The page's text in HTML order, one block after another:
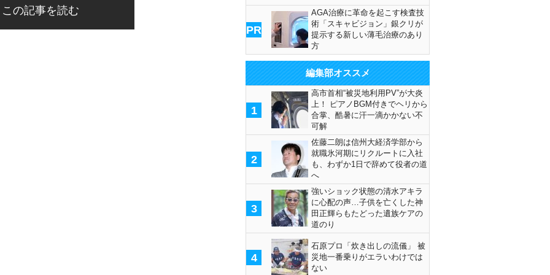
この記事を読む
PR
AGA治療に革命を起こす検査技
術「スキャビジョン」銀クリが
提示する新しい薄毛治療のあり
方
編集部オススメ
1
高市首相“被災地利用PV”が大炎
上！ ピアノBGM付きでヘリから
合掌、酷暑に汗一滴かかない不
可解
2
佐藤二朗は信州大経済学部から
就職氷河期にリクルートに入社
も、わずか1日で辞めて役者の道
へ
3
強いショック状態の清水アキラ
に心配の声…子供を亡くした神
田正輝らもたどった遺族ケアの
道のり
4
石原プロ「炊き出しの流儀」 被
災地一番乗りがエラいわけでは
ない